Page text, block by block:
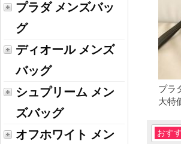
プラダ メンズバッ
グ
ディオール メンズ
バッグ
シュプリーム メン
ズバッグ
オフホワイト メン
プラ
大特
おす